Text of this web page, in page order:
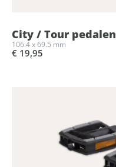
City / Tour pedalen
106.4 x 69.5 mm
€ 19,95